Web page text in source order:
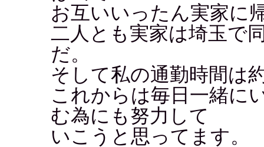
お互いいったん実家に
二人とも実家は埼玉で
だ。
そして私の通勤時間は
これからは毎日一緒に
む為にも努力して
いこうと思ってます。